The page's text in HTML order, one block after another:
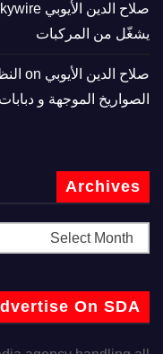
صلاح الدين الأيوبي
يشغّل من المركبات
صلاح الدين الأيوبي
الصواريخ الموجهة و
Archives
On SDA